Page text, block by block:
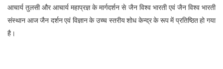
आचार्य तुलसी और आचार्य महाप्रज्ञ के मार्गदर्शन से जैन विश्व भारती एवं जैन विश्व भारती
संस्थान आज जैन दर्शन एवं विज्ञान के उच्च स्तरीय शोध केन्द्र के रूप में प्रतिष्ठित हो गया
है।